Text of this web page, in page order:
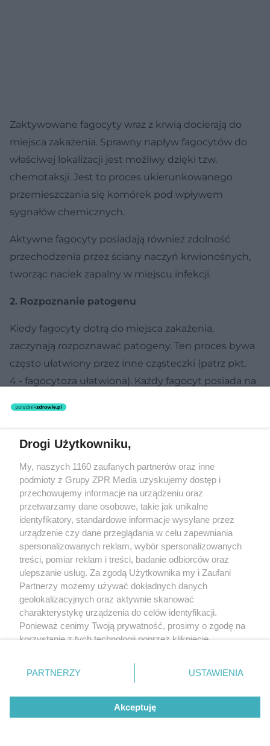
Zaktywowane fagocyty wraz z krwią docierają do
miejsca zakażenia. Sprawny napływ fagocytów do
właściwej lokalizacji jest możliwy dzięki tzw.
chemotaksji. Jest to proces ukierunkowanego
przemieszczania się komórek pod wpływem
sygnałów chemicznych.
Aktywne fagocyty posiadają również zdolność
przechodzenia przez ściany naczyń krwionośnych,
tworząc naciek zapalny w miejscu infekcji.
2. Rozpoznanie patogenu
Kiedy fagocyty dotrą do miejsca zakażenia,
zaczynają rozpoznawać patogeny. Ten proces bywa
często ułatwiony przez inne cząsteczki (patrz pkt.
4 - fagocytoza ułatwiona). Każdy fagocyt posiada na
odpowiedzialnych za rozpoznawanie
drobnoustrojów, fagocyt ściśle wiąże się z obiektem
swojego ataku.
3. Pochłanianie patogenu
Fagocyt "sklejony" z patogenem rozpoczyna proces
jego pochłaniania. Błona komórkowa fagocytu
zaczyna otaczać patogen, "wspinając" się po jego
brzegach. W ten sposób powstaje pęcherzyk
zawierający drobnoustrój. Pęcherzyk ten, zwany
komórki fagocytującej. Aby w pełni unieszkodliwić
Drogi Użytkowniku,
My, naszych 1160 zaufanych partnerów oraz inne
podmioty z Grupy ZPR Media uzyskujemy dostęp i
przechowujemy informacje na urządzeniu oraz
przetwarzamy dane osobowe, takie jak unikalne
identyfikatory, standardowe informacje wysyłane przez
urządzenie czy dane przeglądania w celu zapewniania
spersonalizowanych reklam, wybór spersonalizowanych
treści, pomiar reklam i treści, badanie odbiorców oraz
ulepszanie usług. Za zgodą Użytkownika my i Zaufani
Partnerzy możemy używać dokładnych danych
geolokalizacyjnych oraz aktywnie skanować
charakterystykę urządzenia do celów identyfikacji.
Ponieważ cenimy Twoją prywatność, prosimy o zgodę na
korzystanie z tych technologii poprzez kliknięcie
zmienić/wycofać klikając przycisk ustawień prywatności
znajdujący się w lewym dolnym rogu strony
rodzaje przetwarzania danych nie wymagają zgody
użytkownika, ale masz prawo sprzeciwić się takiemu
przetwarzaniu. Preferencje będą miały zastosowanie tylko
PARTNERZY USTAWIENIA
Akceptuję